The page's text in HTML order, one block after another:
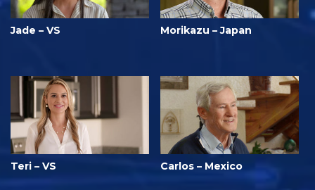
Jade – VS Morikazu – Japan
Teri – VS Carlos – Mexico